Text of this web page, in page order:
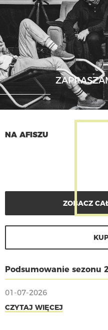
NA AFISZU
ZOBACZ
Podsumowanie sezonu
01-07-2026
CZYTAJ WIĘCEJ